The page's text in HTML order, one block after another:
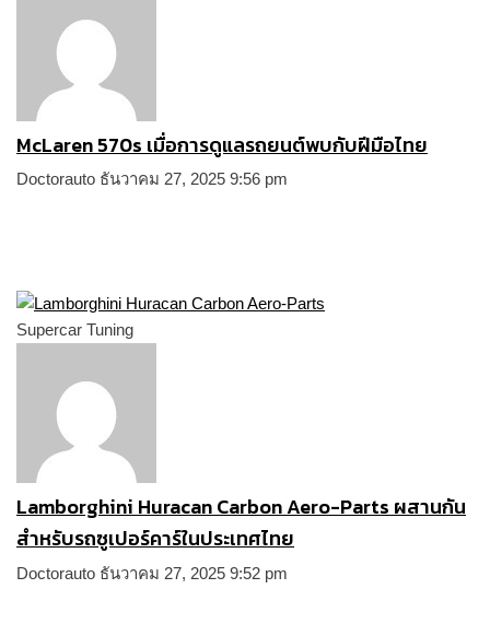
McLaren 570s เมื่อการดูแลรถยนต์พบกับฝีมือไทย
Doctorauto ธันวาคม 27, 2025 9:56 pm
Supercar Tuning
Lamborghini Huracan Carbon Aero-Parts ผสานกัน
สำหรับรถซูเปอร์คาร์ในประเทศไทย
Doctorauto ธันวาคม 27, 2025 9:52 pm